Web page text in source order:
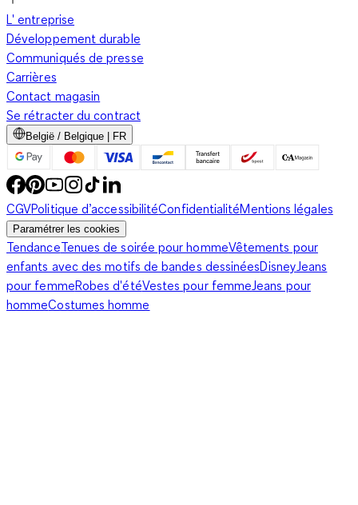
L' entreprise
Développement durable
Communiqués de presse
Carrières
Contact magasin
Se rétracter du contract
België / Belgique | FR
CGVPolitique d’accessibilitéConfidentialitéMentions légales
Paramétrer les cookies
TendanceTenues de soirée pour hommeVêtements pour
enfants avec des motifs de bandes dessinéesDisneyJeans
pour femmeRobes d'étéVestes pour femmeJeans pour
hommeCostumes homme